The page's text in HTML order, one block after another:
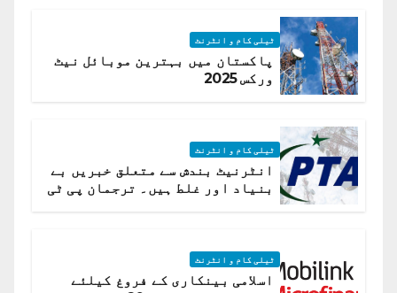
ٹیلی کام و انٹرنٹ
پاکستان میں بہترین موبائل نیٹ
ورکس 2025
ٹیلی کام و انٹرنٹ
انٹرنیٹ بندش سے متعلق خبریں بے
بنیاد اور غلط ہیں۔ ترجمان پی ٹی
ٹیلی کام و انٹرنٹ
اسلامی بینکاری کے فروغ کیلئے